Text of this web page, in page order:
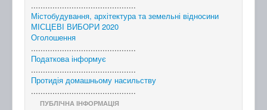
............................................
Містобудування, архітектура та земельні відносини
МІСЦЕВІ ВИБОРИ 2020
Оголошення
............................................
Податкова інформує
............................................
Протидія домашньому насильству
............................................
ПУБЛІЧНА ІНФОРМАЦІЯ